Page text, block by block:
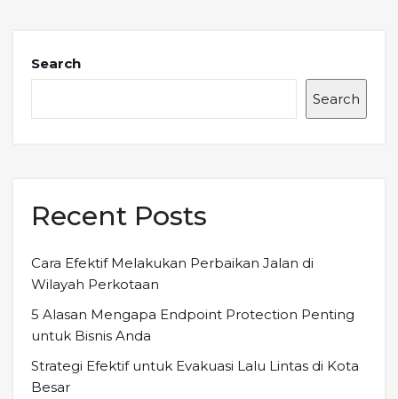
Search
Search
Recent Posts
Cara Efektif Melakukan Perbaikan Jalan di
Wilayah Perkotaan
5 Alasan Mengapa Endpoint Protection Penting
untuk Bisnis Anda
Strategi Efektif untuk Evakuasi Lalu Lintas di Kota
Besar